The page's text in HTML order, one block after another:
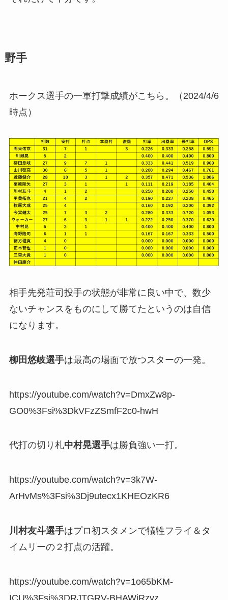
野手
ホークス選手の一軍打撃成績がこちら。（2024/4/6
時点）
相手先発荘司投手の状態が非常に良い中で、数少
ないチャンスをものにして勝てたというのは自信
になります。
柳田悠岐選手は最高の場面で放つスターの一発。
https://youtube.com/watch?v=DmxZw8p-
GO0%3Fsi%3DkVFzZSmfF2c0-hwH
代打の切り札中村晃選手は勝負強い一打。
https://youtube.com/watch?v=3k7W-
ArHvMs%3Fsi%3Dj9utecx1KHEOzKR6
川村友斗選手はプロ初スタメンで犠牲フライ＆タ
イムリーの２打点の活躍。
https://youtube.com/watch?v=1o65bKM-
ICU%3Fsi%3DRJTGRV-BHAWiRzvz